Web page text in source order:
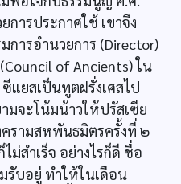
ารประกาศใช้ เขาจึง
การอำนวยการ (Director)
of Ancients) ใน
ยสเป็นทูตฝรั่งเศสไป
มจะโน้มน้าวให้ปรัสเซีย
รามสหพันธมิตรครั้งที่ ๒
ม่สำเร็จ อย่างไรก็ดี ชื่อ
รับอยู่ ทำให้ในเดือน